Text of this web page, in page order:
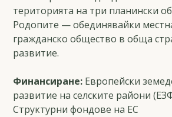
територията на три планински
Родопите — обединявайки
гражданско общество в обща
развитие.
Финансиране: Европейски
развитие на селските райони
Структурни фондове на ЕС